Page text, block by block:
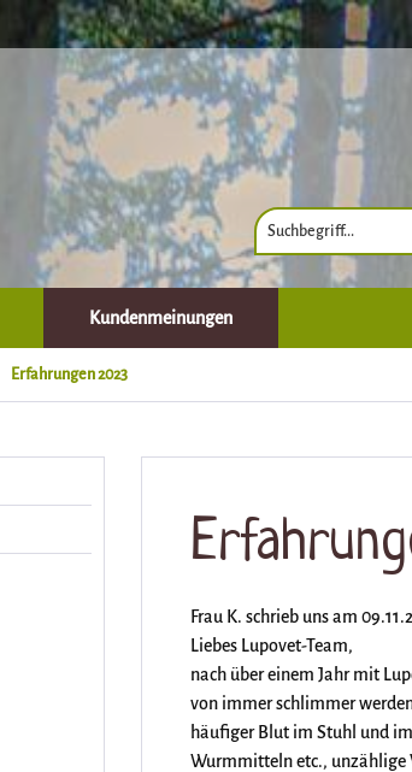
Kundenmeinungen
Erfahrungen 2023
Frau K. schrieb uns am
Liebes Lupovet-Team,
nach über einem Jahr mit
von immer schlimmer
häufiger Blut im Stuhl und
Wurmmitteln etc., unzählige